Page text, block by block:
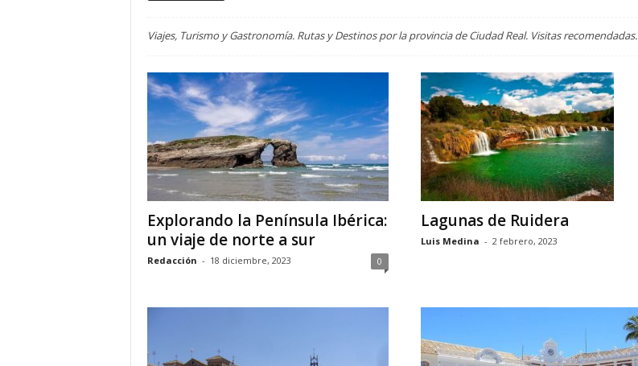
Viajes, Turismo y Gastronomía. Rutas y Destinos por la provincia de Ciudad Real. Visitas recomendadas.
Explorando la Península Ibérica:
un viaje de norte a sur
Redacción - 18 diciembre, 2023 0
Lagunas de Ruidera
Luis Medina - 2 febrero, 2023